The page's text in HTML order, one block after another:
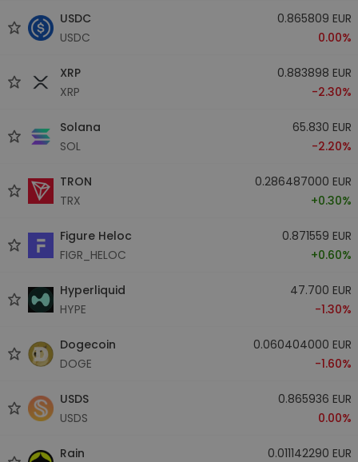
USDC
USDC
0.865809 EUR
0.00%
XRP
XRP
0.883898 EUR
-2.30%
Solana
SOL
65.830 EUR
-2.20%
TRON
TRX
0.286487000 EUR
+0.30%
Figure Heloc
FIGR_HELOC
0.871559 EUR
+0.60%
Hyperliquid
HYPE
47.700 EUR
-1.30%
Dogecoin
DOGE
0.060404000 EUR
-1.60%
USDS
USDS
0.865936 EUR
0.00%
Rain 0.011142290 EUR